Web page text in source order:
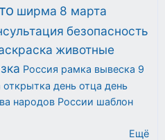
ширма 8 марта
безопасность
животные
Россия рамка вывеска 9
открытка день отца день
народов России шаблон
Ещё